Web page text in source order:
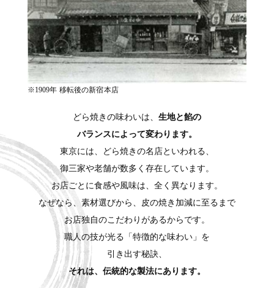
※1909年 移転後の新宿本店
どら焼きの味わいは、 生地と餡の
バランスによって変わります。
東京には、どら焼きの名店といわれる、
御三家や老舗が数多く存在しています。
お店ごとに食感や風味は、全く異なります。
なぜなら、素材選びから、皮の焼き加減に至るまで
お店独自のこだわりがあるからです。
職人の技が光る「特徴的な味わい」を
引き出す秘訣、
それは、伝統的な製法にあります。